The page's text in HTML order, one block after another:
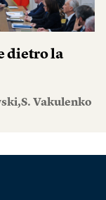
dietro la
Vakulenko